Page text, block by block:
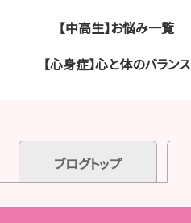
【中高生】お悩み一覧
【心身症】心と体のバランス
ブログトップ